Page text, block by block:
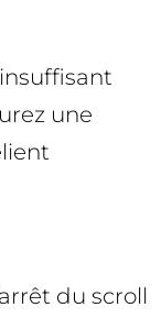
une
du scroll